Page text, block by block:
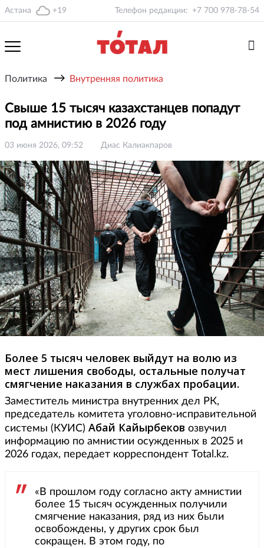
Астана +19 Телефон редакции: +7 700 978-78-54
Политика → Внутренняя политика
Свыше 15 тысяч казахстанцев попадут
под амнистию в 2026 году
03 июня 2026, 09:52 Диас Калиакпаров
Более 5 тысяч человек выйдут на волю из
мест лишения свободы, остальные получат
смягчение наказания в службах пробации.
Заместитель министра внутренних дел РК,
председатель комитета уголовно-исправительной
системы (КУИС) Абай Кайырбеков озвучил
информацию по амнистии осужденных в 2025 и
2026 годах, передает корреспондент Total.kz.
«В прошлом году согласно акту амнистии
более 15 тысяч осужденных получили
смягчение наказания, ряд из них были
освобождены, у других срок был
сокращен. В этом году, по